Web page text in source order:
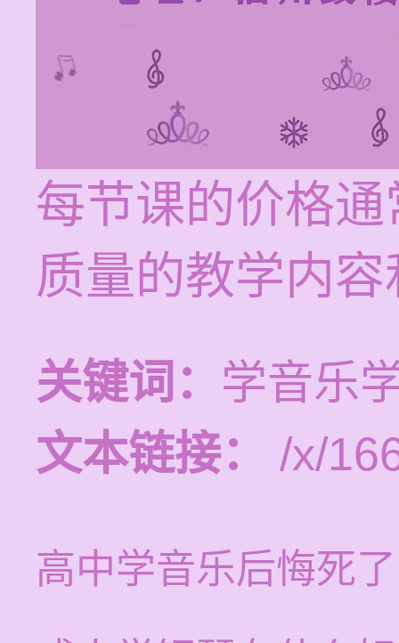
每节课的价格
质量的教学内
关键词： 学音乐
文本链接：
/x/
高中学音乐后悔死了